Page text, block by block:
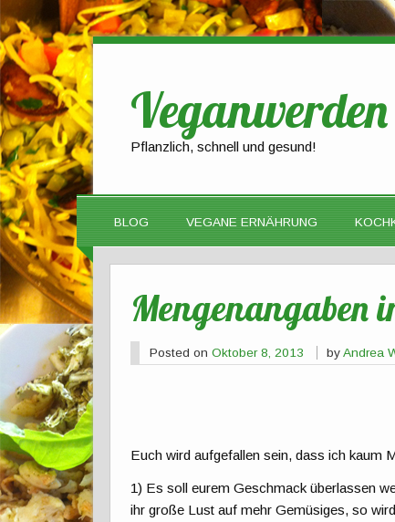
Veganwerden
Pflanzlich, schnell und gesund!
BLOG VEGANE ERNÄHRUNG
Mengenangaben
Posted on Oktober 8, 2013 byAndrea
Euch wird aufgefallen sein, dass ich kaum
1) Es soll eurem Geschmack überlassen
ihr große Lust auf mehr Gemüsiges, so